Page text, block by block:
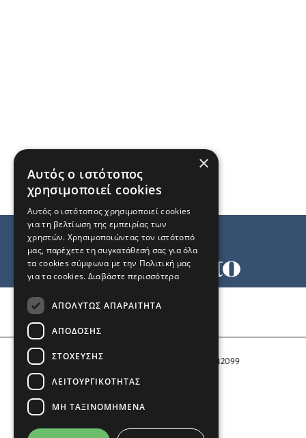
Αριθμός Πιστοποίησης Μ.Η.Τ. 242099
COPYRIGHT © 2026 Το Μανιφέστο
×
Αυτός ο ιστότοπος
χρησιμοποιεί cookies
Αυτός ο ιστότοπος χρησιμοποιεί cookies
για τη βελτίωση της εμπειρίας των
χρηστών. Χρησιμοποιώντας τον ιστότοπό
μας, παρέχετε τη συγκατάθεσή σας για όλα
τα cookies σύμφωνα με την Πολιτική μας
για τα cookies. Διαβάστε περισσότερα
ΑΠΟΛΎΤΩΣ ΑΠΑΡΑΊΤΗΤΑ
ΑΠΌΔΟΣΗΣ
ΣΤΌΧΕΥΣΗΣ
ΛΕΙΤΟΥΡΓΙΚΌΤΗΤΑΣ
ΜΗ ΤΑΞΙΝΟΜΗΜΈΝΑ